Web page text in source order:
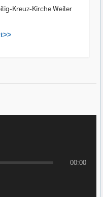
Kreuz-Kirche Weiler
00:00